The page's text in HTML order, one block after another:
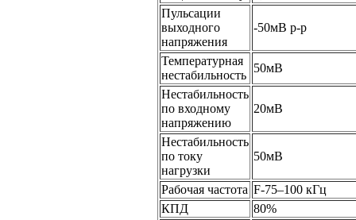
Пульсации
выходного
напряжения
-50мB р-р
Температурная
нестабильность
50мB
Нестабильность
по входному
напряжению
20мB
Нестабильность
по току
нагрузки
50мB
Рабочая частота F-75–100 кГц
КПД
80%